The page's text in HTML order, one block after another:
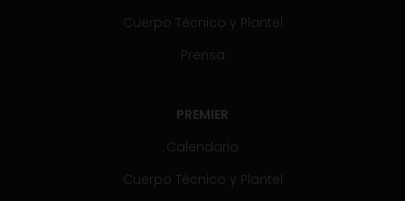
Cuerpo Técnico y Plantel
Prensa
PREMIER
Calendario
Cuerpo Técnico y Plantel